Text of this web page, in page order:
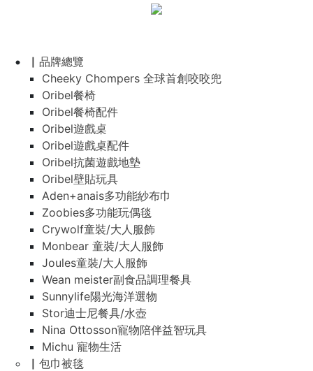
▏品牌總覽
Cheeky Chompers 全球首創咬咬兜
Oribel餐椅
Oribel餐椅配件
Oribel遊戲桌
Oribel遊戲桌配件
Oribel抗菌遊戲地墊
Oribel壁貼玩具
Aden+anais多功能紗布巾
Zoobies多功能玩偶毯
Crywolf童裝/大人服飾
Monbear 童裝/大人服飾
Joules童裝/大人服飾
Wean meister副食品調理餐具
Sunnylife陽光海洋選物
Stor迪士尼餐具/水壺
Nina Ottosson寵物陪伴益智玩具
Michu 寵物生活
▏包巾被毯